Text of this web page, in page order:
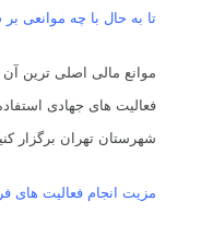
تا به حال با چه موانعی
موانع مالی اصلی ترین
فعالیت های جهادی
شهرستان تهران برگزار
مزیت انجام فعالیت های